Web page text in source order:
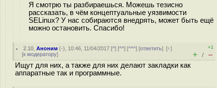
Я смотрю ты разбираешься. Можешь тезисно
рассказать, в чём концептуальные уязвимости
SELinux? У нас собираются внедрять, может быть ещё
можно остановить. Спасибо!
2.10 ,Аноним (-), 10:46, 11/04/2017 [^] [^^] [^^^] [ответить][↑]
[к модератору]
+1
+ / –
Ищут для них, а также для них делают закладки как
аппаратные так и программные.